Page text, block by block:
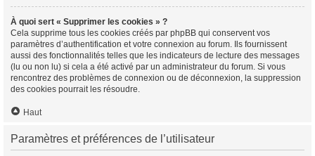
À quoi sert « Supprimer les cookies » ?
Cela supprime tous les cookies créés par phpBB qui conservent vos
paramètres d’authentification et votre connexion au forum. Ils fournissent
aussi des fonctionnalités telles que les indicateurs de lecture des messages
(lu ou non lu) si cela a été activé par un administrateur du forum. Si vous
rencontrez des problèmes de connexion ou de déconnexion, la suppression
des cookies pourrait les résoudre.
Haut
Paramètres et préférences de l’utilisateur